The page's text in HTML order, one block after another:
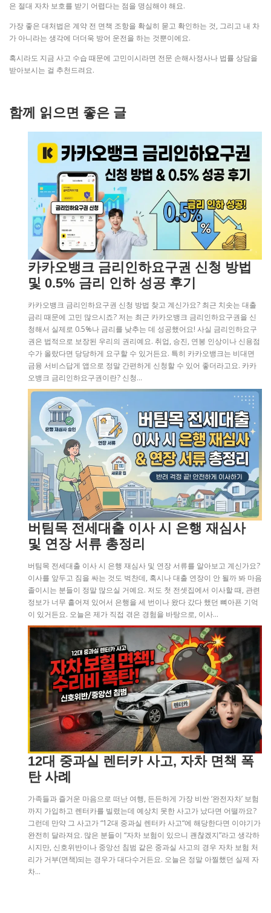
은 절대 자차 보호를 받기 어렵다는 점을 명심해야 해요.
가장 좋은 대처법은 계약 전 면책 조항을 확실히 묻고 확인하는 것, 그리고 내 차
가 아니라는 생각에 더더욱 방어 운전을 하는 것뿐이에요.
혹시라도 지금 사고 수습 때문에 고민이시라면 전문 손해사정사나 법률 상담을
받아보시는 걸 추천드려요.
함께 읽으면 좋은 글
카카오뱅크 금리인하요구권 신청 방법
및 0.5% 금리 인하 성공 후기
카카오뱅크 금리인하요구권 신청 방법 찾고 계신가요? 최근 치솟는 대출
금리 때문에 고민 많으시죠? 저는 최근 카카오뱅크 금리인하요구권을 신
청해서 실제로 0.5%나 금리를 낮추는 데 성공했어요! 사실 금리인하요구
권은 법적으로 보장된 우리의 권리예요. 취업, 승진, 연봉 인상이나 신용점
수가 올랐다면 당당하게 요구할 수 있거든요. 특히 카카오뱅크는 비대면
금융 서비스답게 앱으로 정말 간편하게 신청할 수 있어 좋더라고요. 카카
오뱅크 금리인하요구권이란? 신청…
버팀목 전세대출 이사 시 은행 재심사
및 연장 서류 총정리
버팀목 전세대출 이사 시 은행 재심사 및 연장 서류를 알아보고 계신가요?
이사를 앞두고 짐을 싸는 것도 벅찬데, 혹시나 대출 연장이 안 될까 봐 마음
졸이시는 분들이 정말 많으실 거예요. 저도 첫 전셋집에서 이사할 때, 관련
정보가 너무 흩어져 있어서 은행을 세 번이나 왔다 갔다 했던 뼈아픈 기억
이 있거든요. 오늘은 제가 직접 겪은 경험을 바탕으로, 이사…
12대 중과실 렌터카 사고, 자차 면책 폭
탄 사례
가족들과 즐거운 마음으로 떠난 여행, 든든하게 가장 비싼 ‘완전자차’ 보험
까지 가입하고 렌터카를 빌렸는데 예상치 못한 사고가 났다면 어떨까요?
그런데 만약 그 사고가 “12대 중과실 렌터카 사고“에 해당한다면 이야기가
완전히 달라져요. 많은 분들이 “자차 보험이 있으니 괜찮겠지”라고 생각하
시지만, 신호위반이나 중앙선 침범 같은 중과실 사고의 경우 자차 보험 처
리가 거부(면책)되는 경우가 대다수거든요. 오늘은 정말 아찔했던 실제 자
차…